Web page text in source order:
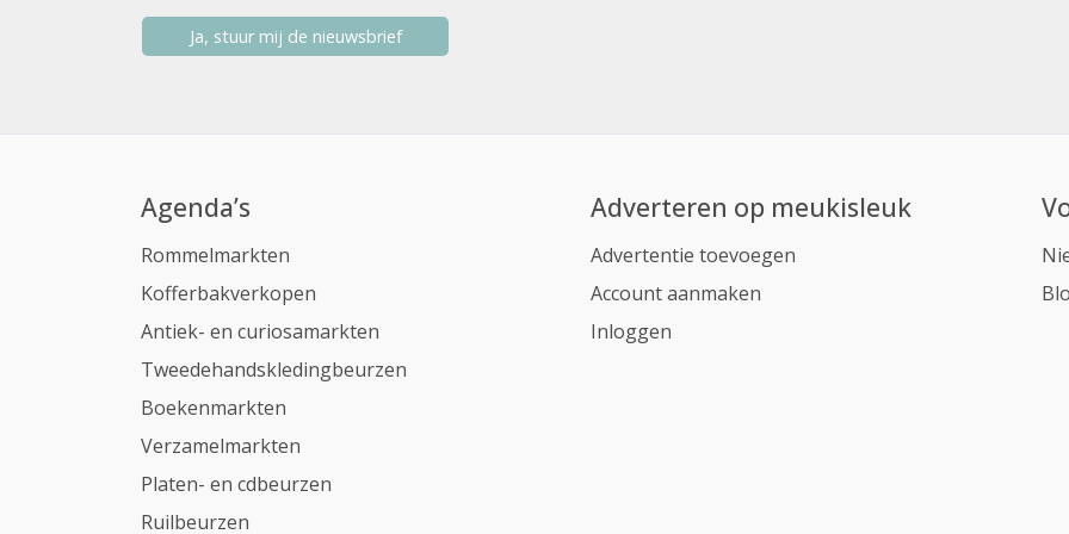
Ja, stuur mij de nieuwsbrief
Agenda’s
Rommelmarkten
Kofferbakverkopen
Antiek- en curiosamarkten
Tweedehandskledingbeurzen
Boekenmarkten
Verzamelmarkten
Platen- en cdbeurzen
Ruilbeurzen
Adverteren op meukisleuk
Advertentie toevoegen
Account aanmaken
Inloggen